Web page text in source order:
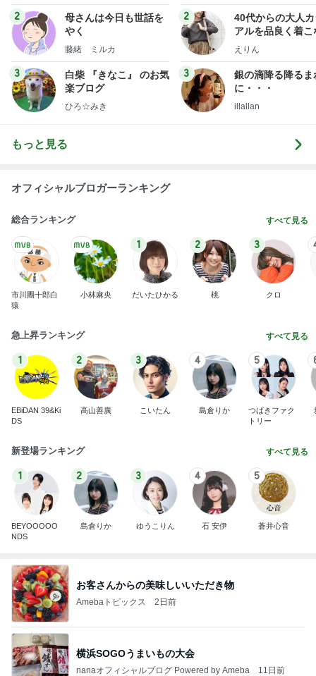
2
母さんは今日も世話を
やく
藤緒 ミルカ
3
白柴 『きなこ』 のお気
楽ブログ
ひろ☆みき
2
40代からの大人
アルを品良く着こ
ファッションブロ
えりん
3
銀の滴降る降るま
に・・・
illallan
もっと見る
オフィシャルブロガーランキング
総合ランキング すべて見る
市川團十郎白
猿
小林麻央
1
だいたひかる
2
桃
3
クロ
急上昇ランキング すべて見る
1
EBiDAN 39&Ki
DS
2
高山善廣
3
こいたん
4
島倉りか
5
つばきファク
トリー
新登場ランキング すべて見る
1
BEYOOOOO
NDS
2
島倉りか
3
ゆうこりん
4
石 安伊
5
蒼井心音
お客さんからの美味しいいただき物
Amebaトピックス 2日前
横浜SOGOうまいもの大会
nanaオフィシャルブログ Powered by Ameba 11日前